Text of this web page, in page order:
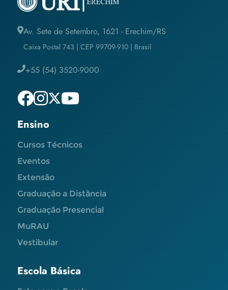
Av. Sete de Setembro, 1621 - Erechim/RS
Caixa Postal 743 | CEP 99709-910 | Brasil
+55 (54) 3520-9000
Ensino
Cursos Técnicos
Eventos
Extensão
Graduação a Distância
Graduação Presencial
MuRAU
Vestibular
Escola Básica